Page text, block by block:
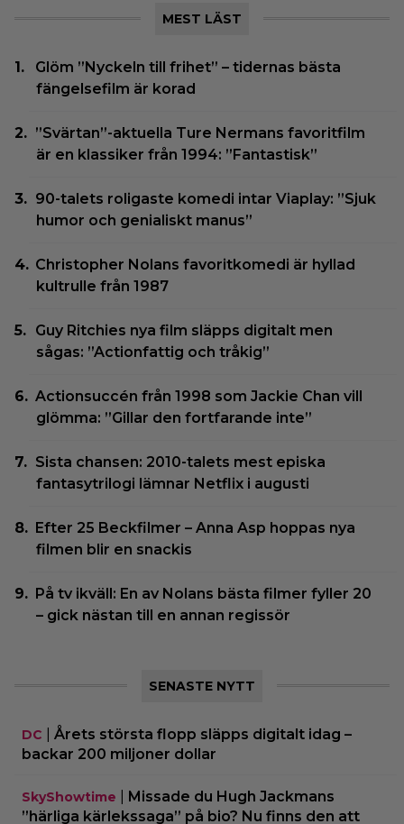
MEST LÄST
Glöm ”Nyckeln till frihet” – tidernas bästa
fängelsefilm är korad
”Svärtan”-aktuella Ture Nermans favoritfilm
är en klassiker från 1994: ”Fantastisk”
90-talets roligaste komedi intar Viaplay: ”Sjuk
humor och genialiskt manus”
Christopher Nolans favoritkomedi är hyllad
kultrulle från 1987
Guy Ritchies nya film släpps digitalt men
sågas: ”Actionfattig och tråkig”
Actionsuccén från 1998 som Jackie Chan vill
glömma: ”Gillar den fortfarande inte”
Sista chansen: 2010-talets mest episka
fantasytrilogi lämnar Netflix i augusti
Efter 25 Beckfilmer – Anna Asp hoppas nya
filmen blir en snackis
På tv ikväll: En av Nolans bästa filmer fyller 20
– gick nästan till en annan regissör
SENASTE NYTT
DC
Årets största flopp släpps digitalt idag –
backar 200 miljoner dollar
SkyShowtime
Missade du Hugh Jackmans
”härliga kärlekssaga” på bio? Nu finns den att